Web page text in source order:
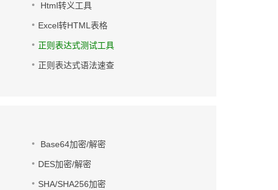
Html转义工具
Excel转HTML表格
正则表达式测试工具
正则表达式语法速查
Base64加密/解密
DES加密/解密
SHA/SHA256加密